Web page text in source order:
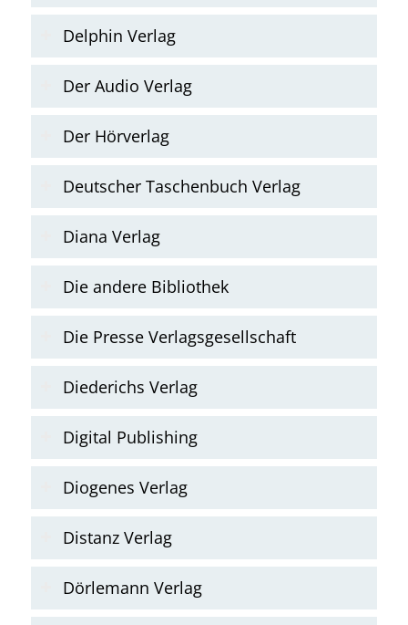
Delphin Verlag
Der Audio Verlag
Der Hörverlag
Deutscher Taschenbuch Verlag
Diana Verlag
Die andere Bibliothek
Die Presse Verlagsgesellschaft
Diederichs Verlag
Digital Publishing
Diogenes Verlag
Distanz Verlag
Dörlemann Verlag